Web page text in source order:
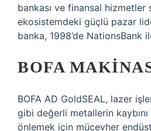
bankası ve finansal hizmetler
ekosistemdeki güçlü pazar
banka, 1998’de NationsBank
BOFA
BOFA AD GoldSEAL, lazer
gibi değerli metallerin
önlemek için mücevher